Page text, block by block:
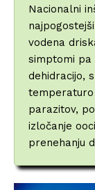
Nacionalni
vodena
simptomi pa
dehidracijo,
temperaturo
parazitov,
izločanje
prenehanju